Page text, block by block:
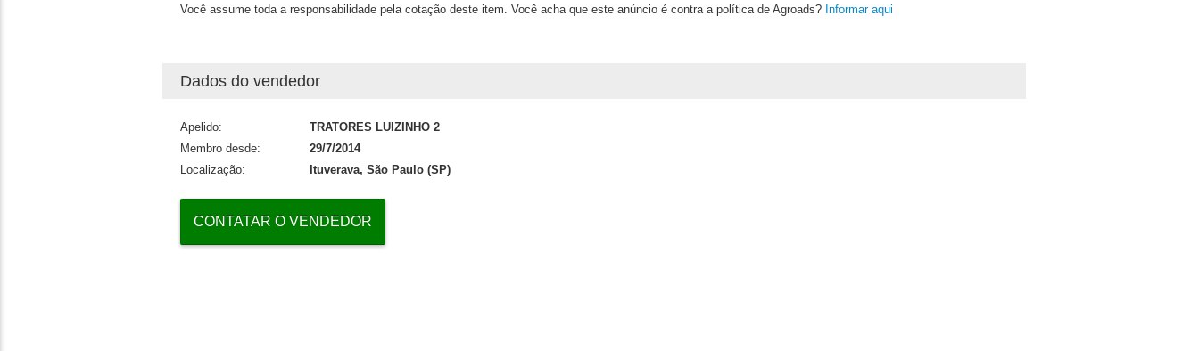
Você assume toda a responsabilidade pela cotação deste item. Você acha que este anúncio é contra a política de Agroads? Informar aqui
Dados do vendedor
Apelido:
TRATORES LUIZINHO 2
Membro desde:
29/7/2014
Localização:
Ituverava, São Paulo (SP)
CONTATAR O VENDEDOR